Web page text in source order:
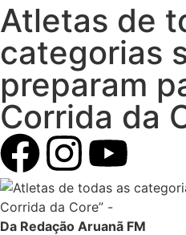
Atletas de
categorias
preparam
Corrida da
Da Redação Aruanã FM